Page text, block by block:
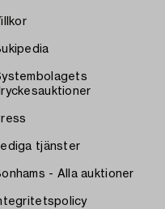
tjänster
- Alla auktioner